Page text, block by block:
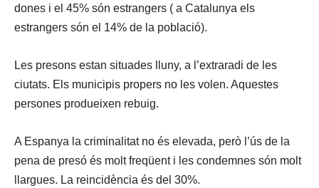
dones i el 45% són estrangers ( a Catalunya els
estrangers són el 14% de la població).
Les presons estan situades lluny, a l’extraradi de les
ciutats. Els municipis propers no les volen. Aquestes
persones produeixen rebuig.
A Espanya la criminalitat no és elevada, però l’ús de la
pena de presó és molt freqüent i les condemnes són molt
llargues. La reincidència és del 30%.